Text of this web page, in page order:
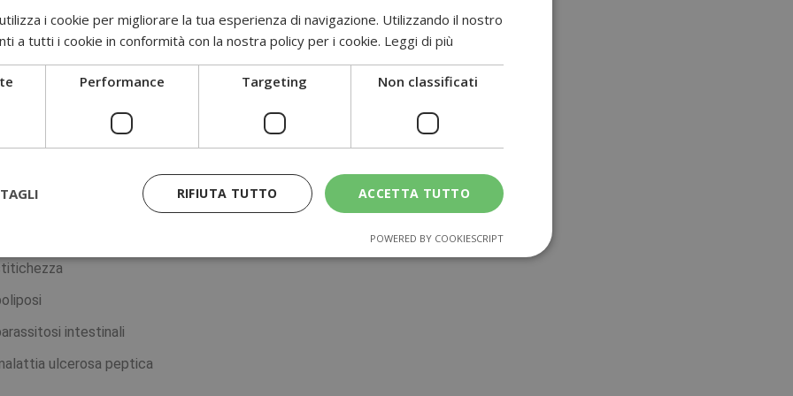
gastroenteriti
da reflusso gastroesofageo
sindrome dell’intestino irritabile, diarrea, stipsi
intestinali
ulcerosa peptica
i cookie per migliorare la tua esperienza di navigazione. Utilizzando il nostro
a tutti i cookie in conformità con la nostra policy per i cookie. Leggi di più
Performance Targeting Non classificati
ACCETTA TUTTO
RIFIUTA TUTTO
POWERED BY COOKIESCRIPT